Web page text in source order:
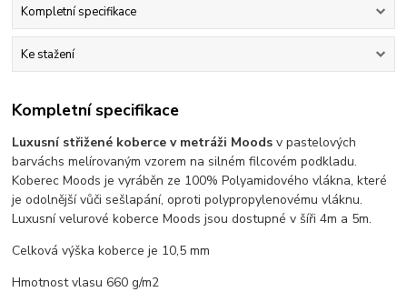
Kompletní specifikace
Ke stažení
Kompletní specifikace
Luxusní střižené koberce v metráži Moodsv pastelových
barváchs melírovaným vzorem na silném filcovém podkladu.
Koberec Moods je vyráběn ze 100% Polyamidového vlákna, které
je odolnější vůči sešlapání, oproti polypropylenovému vláknu.
Luxusní velurové koberce Moods jsou dostupné v šíři 4m a 5m.
Celková výška koberce je 10,5 mm
Hmotnost vlasu 660 g/m2